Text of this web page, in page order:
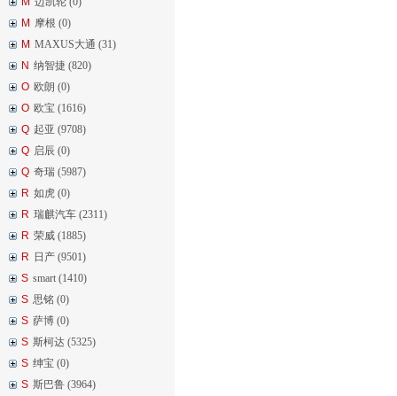
M 摩根 (0)
M MAXUS大通 (31)
N 纳智捷 (820)
O 欧朗 (0)
O 欧宝 (1616)
Q 起亚 (9708)
Q 启辰 (0)
Q 奇瑞 (5987)
R 如虎 (0)
R 瑞麒汽车 (2311)
R 荣威 (1885)
R 日产 (9501)
S smart (1410)
S 思铭 (0)
S 萨博 (0)
S 斯柯达 (5325)
S 绅宝 (0)
S 斯巴鲁 (3964)